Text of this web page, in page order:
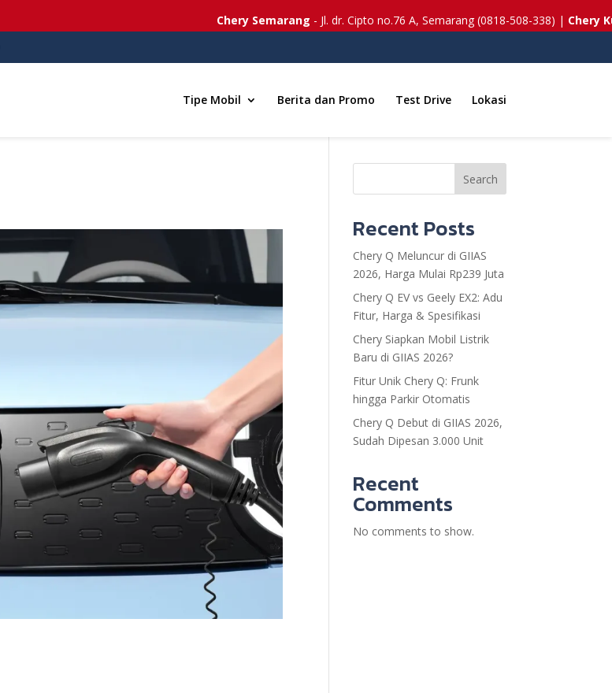
Tipe Mobil Berita dan Promo Test Drive Lokasi
Chery Semarang- Jl. dr. Cipto no.76 A, Semarang (0818-508-338) |Chery Kudus
Search
Recent Posts
Chery Q Meluncur di GIIAS
2026, Harga Mulai Rp239 Juta
Chery Q EV vs Geely EX2: Adu
Fitur, Harga & Spesifikasi
Chery Siapkan Mobil Listrik
Baru di GIIAS 2026?
Fitur Unik Chery Q: Frunk
hingga Parkir Otomatis
Chery Q Debut di GIIAS 2026,
Sudah Dipesan 3.000 Unit
Recent
Comments
No comments to show.